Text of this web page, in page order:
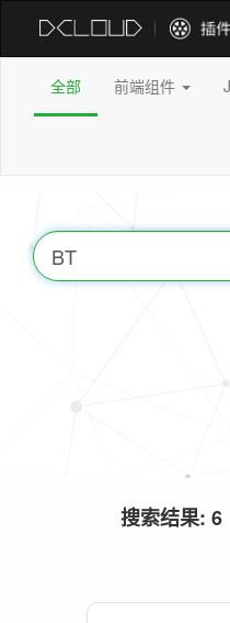
全部 前端组件
搜索结果: 6